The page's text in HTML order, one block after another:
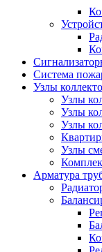
Система
Узлы
Узлы
Узлы
Узлы
Узлы
Арматура